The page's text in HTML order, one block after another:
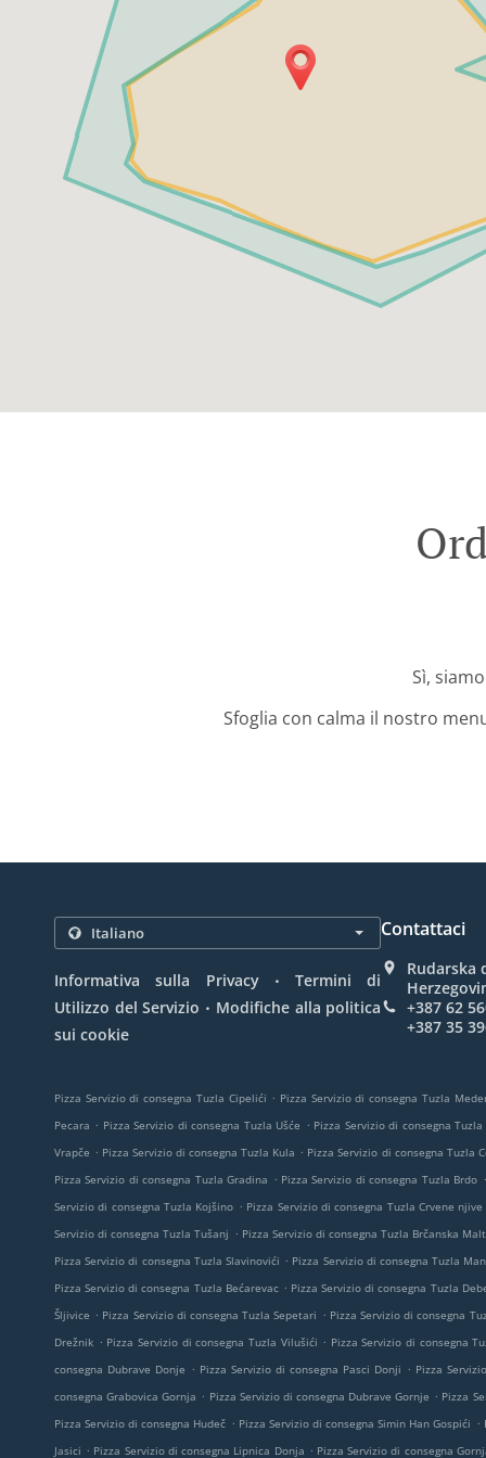
Sì,
Sfoglia con calma il nostro
Informativa sulla Privacy .
Termini di
Utilizzo del Servizio . Modifiche alla politica
sui cookie
Contattaci
Rudarska
+387 62
+387 35
Pizza Servizio di consegna Tuzla Cipelići . Pizza Servizio di consegna Tuzla
Pecara . Pizza Servizio di consegna Tuzla Ušće . Pizza Servizio di consegna Tuzla
Vrapče . Pizza Servizio di consegna Tuzla Kula . Pizza Servizio di consegna Tuzla
Pizza Servizio di consegna Tuzla Gradina . Pizza Servizio di consegna Tuzla Brdo .
Servizio di consegna Tuzla Kojšino . Pizza Servizio di consegna Tuzla Crvene njive
Servizio di consegna Tuzla Tušanj . Pizza Servizio di consegna Tuzla Brčanska
Pizza Servizio di consegna Tuzla Slavinovići . Pizza Servizio di consegna Tuzla
Pizza Servizio di consegna Tuzla Bećarevac . Pizza Servizio di consegna Tuzla
Šljivice . Pizza Servizio di consegna Tuzla Sepetari . Pizza Servizio di consegna
Drežnik . Pizza Servizio di consegna Tuzla Vilušići . Pizza Servizio di consegna
consegna Dubrave Donje . Pizza Servizio di consegna Pasci Donji . Pizza
consegna Grabovica Gornja . Pizza Servizio di consegna Dubrave Gornje . Pizza
Pizza Servizio di consegna Hudeč . Pizza Servizio di consegna Simin Han Gospići .
Jasici . Pizza Servizio di consegna Lipnica Donja . Pizza Servizio di consegna